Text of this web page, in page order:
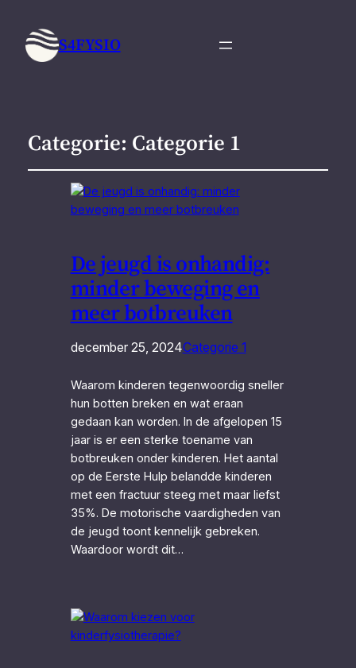
S4FYSIO
Categorie: Categorie 1
De jeugd is onhandig:
minder beweging en
meer botbreuken
december 25, 2024Categorie 1
Waarom kinderen tegenwoordig sneller
hun botten breken en wat eraan
gedaan kan worden. In de afgelopen 15
jaar is er een sterke toename van
botbreuken onder kinderen. Het aantal
op de Eerste Hulp belandde kinderen
met een fractuur steeg met maar liefst
35%. De motorische vaardigheden van
de jeugd toont kennelijk gebreken.
Waardoor wordt dit…